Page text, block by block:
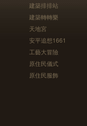
建築排排站
建築轉轉樂
天地宮
安平追想1661
工藝大冒險
原住民儀式
原住民服飾